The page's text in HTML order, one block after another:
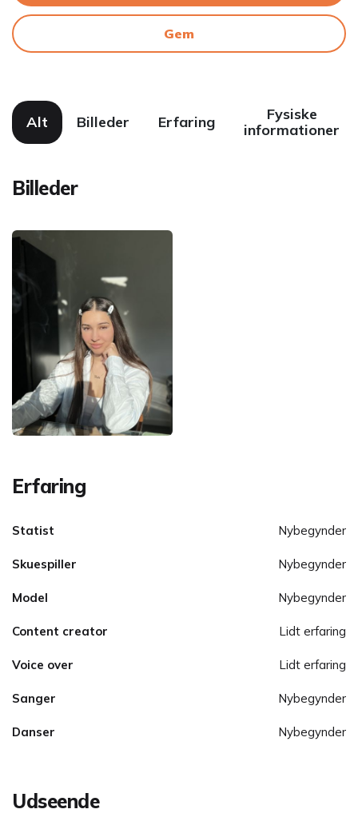
Gem
Alt Billeder Erfaring
Fysiske
informationer
Billeder
Erfaring
Statist Nybegynder
Skuespiller Nybegynder
Model Nybegynder
Content creator Lidt erfaring
Voice over Lidt erfaring
Sanger Nybegynder
Danser Nybegynder
Udseende